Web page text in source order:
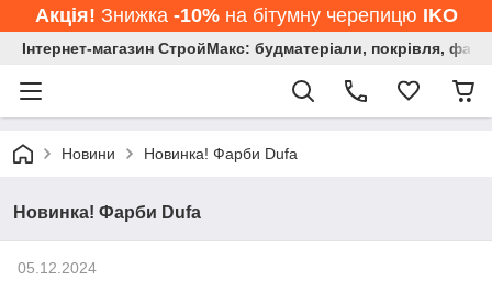
Акція! Знижка -10%на бітумну черепицю IKO
Інтернет-магазин СтройМакс: будматеріали, покрівля,
Новини Новинка! Фарби Dufa
Новинка! Фарби Dufa
05.12.2024